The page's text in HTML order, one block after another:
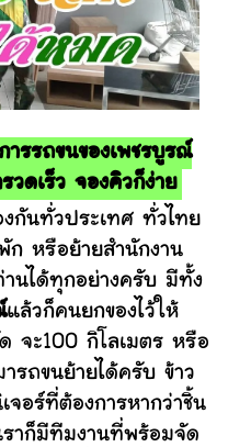
ารรถขนของเพชรบูรณ์
วดเร็ว จองคิวก็ง่าย
ทั่วประเทศ ทั่วไทย
ก หรือย้ายสำนักงาน
นได้ทุกอย่างครับ มีทั้ง
แล้วก็คนยกของไว้ให้
จะ100 กิโลเมตร หรือ
รถขนย้ายได้ครับ ข้าว
จอร์ที่ต้องการหากว่าชิ้น
ราก็มีทีมงานที่พร้อมจัด